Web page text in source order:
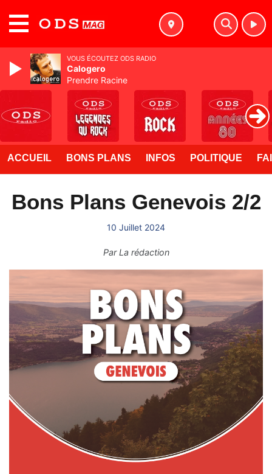
ACCUEIL BONS PLANS INFOS POLITIQUE
Bons Plans Genevois 2/2
10 Juillet 2024
ParLa rédaction
VOUS ÉCOUTEZ ODS RADIO
Calogero
Prendre Racine